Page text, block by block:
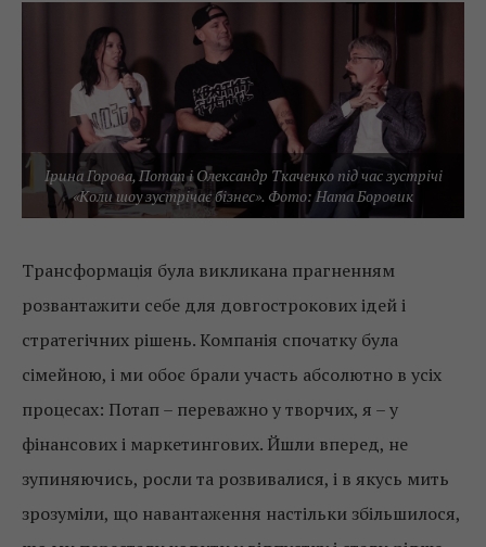
Ірина Горова, Потап і Олександр Ткаченко під час зустрічі
«Коли шоу зустрічає бізнес». Фото: Ната Боровик
Трансформація була викликана прагненням
розвантажити себе для довгострокових ідей і
стратегічних рішень. Компанія спочатку була
сімейною, і ми обоє брали участь абсолютно в усіх
процесах: Потап – переважно у творчих, я – у
фінансових і маркетингових. Йшли вперед, не
зупиняючись, росли та розвивалися, і в якусь мить
зрозуміли, що навантаження настільки збільшилося,